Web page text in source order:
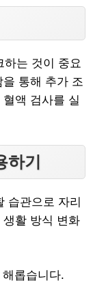
하는 것이 중요
통해 추가 조
액 검사를 실
기
습관으로 자리
활 방식 변화
롭습니다.